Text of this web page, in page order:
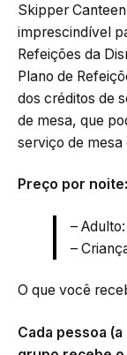
Skipper
imprescindível
Refeições da
Plano de
dos créditos de
de mesa, que
serviço de
Preço por noite:
–
–
O que você
Cada pessoa